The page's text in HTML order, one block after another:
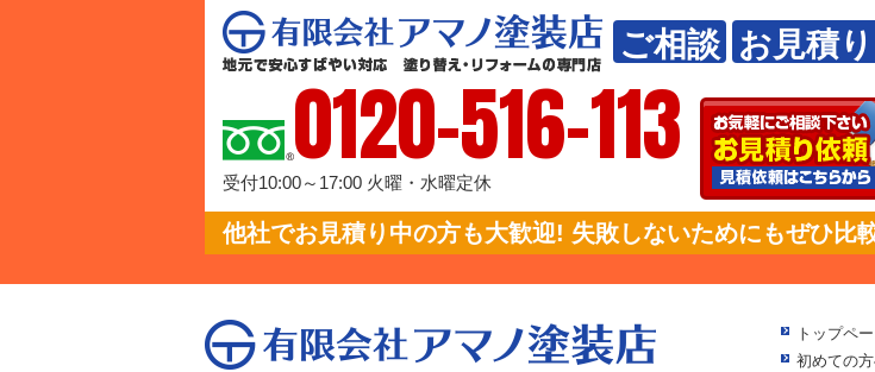
ご相談 お見積り
0120-516-113
受付10:00～17:00 火曜・水曜定休
他社でお見積り中の方も大歓迎! 失敗しないためにもぜひ比
トップペ
初めての